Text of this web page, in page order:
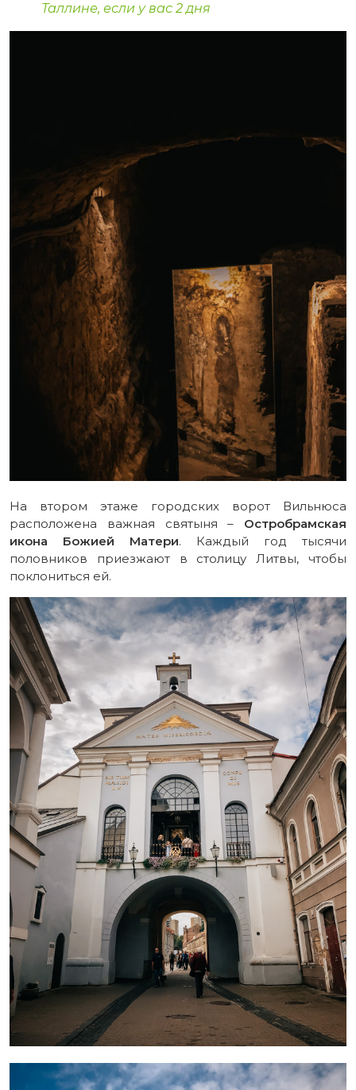
Таллине, если у вас 2 дня
На втором этаже городских ворот Вильнюса
расположена важная святыня – Остробрамская
икона Божией Матери. Каждый год тысячи
половников приезжают в столицу Литвы, чтобы
поклониться ей.